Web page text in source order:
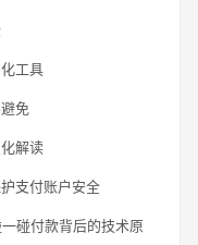
工具
免
解读
支付账户安全
碰付款背后的技术原